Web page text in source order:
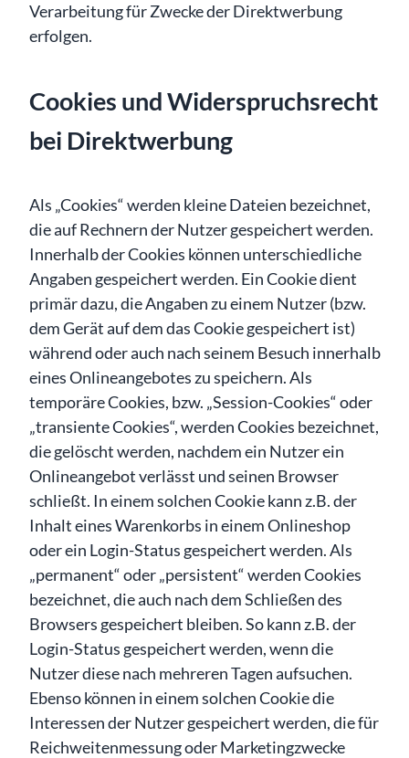
Verarbeitung für Zwecke der Direktwerbung
erfolgen.
Cookies und Widerspruchsrecht
bei Direktwerbung
Als „Cookies“ werden kleine Dateien bezeichnet,
die auf Rechnern der Nutzer gespeichert werden.
Innerhalb der Cookies können unterschiedliche
Angaben gespeichert werden. Ein Cookie dient
primär dazu, die Angaben zu einem Nutzer (bzw.
dem Gerät auf dem das Cookie gespeichert ist)
während oder auch nach seinem Besuch innerhalb
eines Onlineangebotes zu speichern. Als
temporäre Cookies, bzw. „Session-Cookies“ oder
„transiente Cookies“, werden Cookies bezeichnet,
die gelöscht werden, nachdem ein Nutzer ein
Onlineangebot verlässt und seinen Browser
schließt. In einem solchen Cookie kann z.B. der
Inhalt eines Warenkorbs in einem Onlineshop
oder ein Login-Status gespeichert werden. Als
„permanent“ oder „persistent“ werden Cookies
bezeichnet, die auch nach dem Schließen des
Browsers gespeichert bleiben. So kann z.B. der
Login-Status gespeichert werden, wenn die
Nutzer diese nach mehreren Tagen aufsuchen.
Ebenso können in einem solchen Cookie die
Interessen der Nutzer gespeichert werden, die für
Reichweitenmessung oder Marketingzwecke